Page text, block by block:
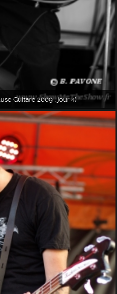
Guitare 2009 : jour 4)